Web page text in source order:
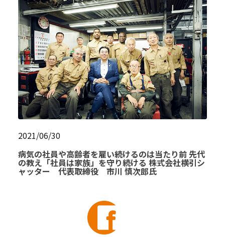
2021/06/30
病気の社員や高齢者を雇い続けるのは当たり前 先代
の教え「社員は家族」を守り続ける 株式会社横引シ
ャッター 代表取締役 市川 慎次郎氏